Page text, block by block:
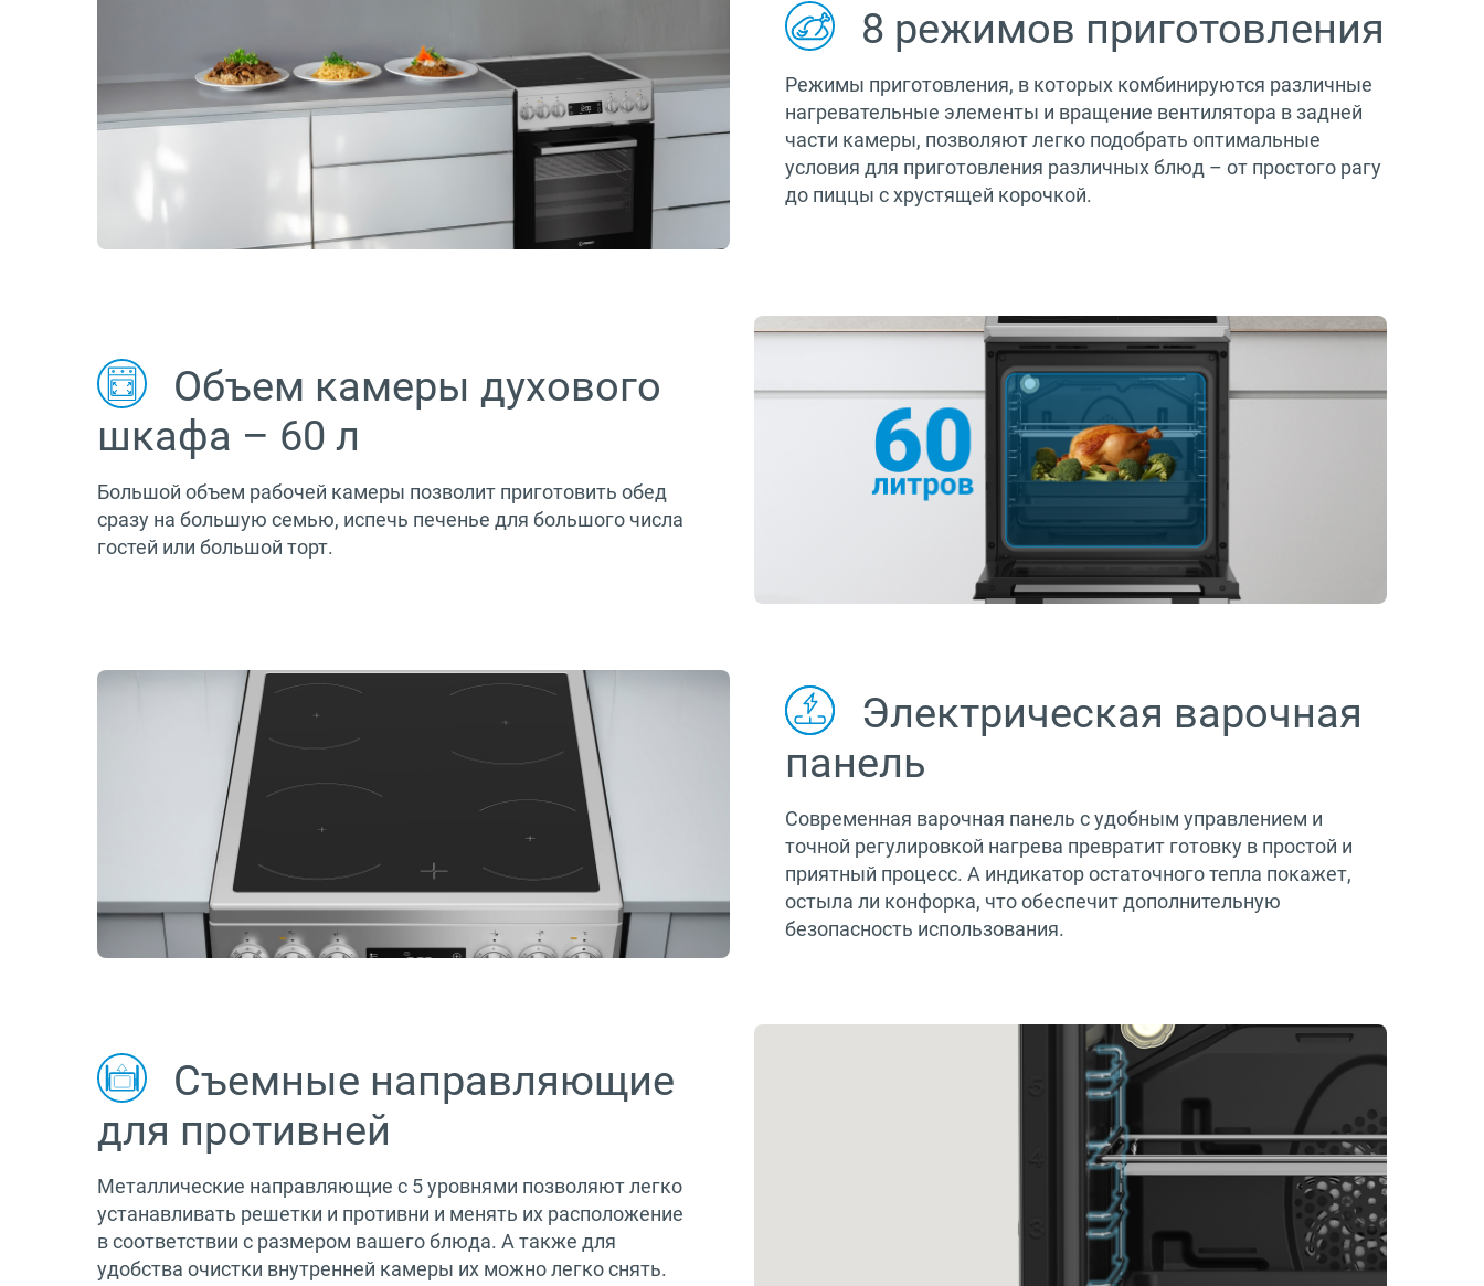
8 режимов приготовления
Режимы приготовления, в которых комбинируются различные
нагревательные элементы и вращение вентилятора в задней
части камеры, позволяют легко подобрать оптимальные
условия для приготовления различных блюд – от простого рагу
до пиццы с хрустящей корочкой.
Объем камеры духового
шкафа – 60 л
Большой объем рабочей камеры позволит приготовить обед
сразу на большую семью, испечь печенье для большого числа
гостей или большой торт.
Электрическая варочная
панель
Современная варочная панель с удобным управлением и
точной регулировкой нагрева превратит готовку в простой и
приятный процесс. А индикатор остаточного тепла покажет,
остыла ли конфорка, что обеспечит дополнительную
безопасность использования.
Съемные направляющие
для противней
Металлические направляющие с 5 уровнями позволяют легко
устанавливать решетки и противни и менять их расположение
в соответствии с размером вашего блюда. А также для
удобства очистки внутренней камеры их можно легко снять.